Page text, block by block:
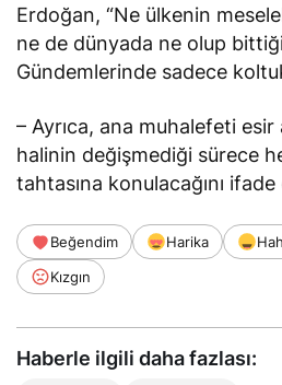
Erdoğan, “Ne ülkenin
ne de dünyada ne olup
Gündemlerinde sadece
– Ayrıca, ana muhalefeti esir
halinin değişmediği sürece
tahtasına konulacağını ifade
Beğendim Harika
Kızgın
Haberle ilgili daha fazlası: